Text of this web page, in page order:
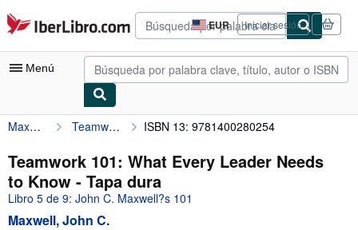
Pasar al contenido principal
IberLibro.com EUR
Preferencias
de
compra
del
Iniciar sesión
Menú
Mi cuenta
Consultar mis pedidos
Búsqueda avanzada
Colecciones
Maxwell, John C. Teamwork 101: What Every Leader Needs to Know ISBN 13: 9781400280254
Teamwork 101: What Every Leader Needs
to Know - Tapa dura
Libro 5 de 9: John C. Maxwell?s 101
Maxwell, John C.